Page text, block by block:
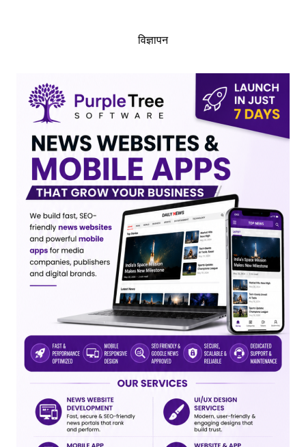
विज्ञापन